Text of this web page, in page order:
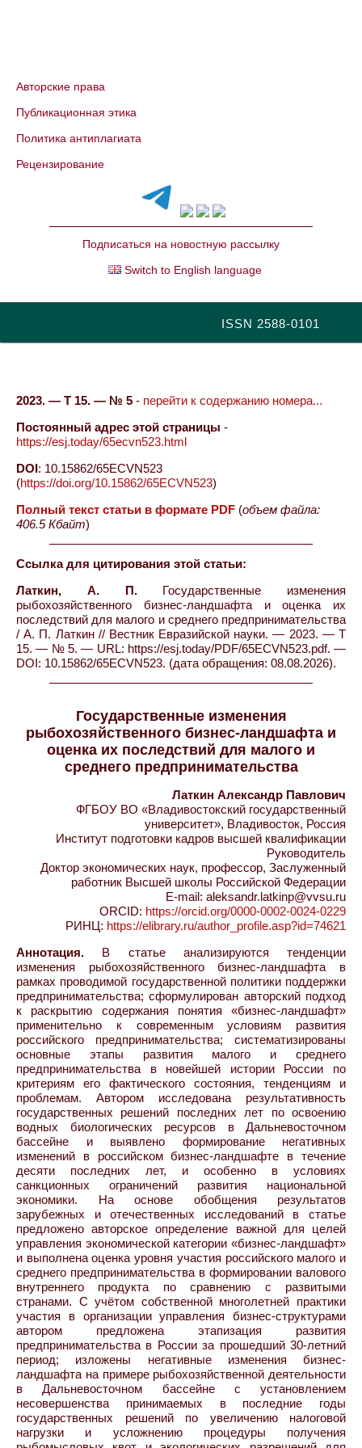
Авторские права
Публикационная этика
Политика антиплагиата
Рецензирование
Подписаться на новостную рассылку
Switch to English language
ISSN 2588-0101
2023. — Т 15. — № 5 - перейти к содержанию номера...
Постоянный адрес этой страницы -
https://esj.today/65ecvn523.html
DOI: 10.15862/65ECVN523
(https://doi.org/10.15862/65ECVN523)
Полный текст статьи в формате PDF (объем файла:
406.5 Кбайт)
Ссылка для цитирования этой статьи:
Латкин, А. П.Государственные изменения
рыбохозяйственного бизнес-ландшафта и оценка их
последствий для малого и среднего предпринимательства
/ А. П. Латкин // Вестник Евразийской науки. — 2023. — Т
15. — № 5. — URL: https://esj.today/PDF/65ECVN523.pdf. —
DOI: 10.15862/65ECVN523. (дата обращения: 08.08.2026).
Государственные изменения
рыбохозяйственного бизнес-ландшафта и
оценка их последствий для малого и
среднего предпринимательства
Латкин Александр Павлович
ФГБОУ ВО «Владивостокский государственный
университет», Владивосток, Россия
Институт подготовки кадров высшей квалификации
Руководитель
Доктор экономических наук, профессор, Заслуженный
работник Высшей школы Российской Федерации
E-mail: aleksandr.latkinp@vvsu.ru
ORCID: https://orcid.org/0000-0002-0024-0229
РИНЦ: https://elibrary.ru/author_profile.asp?id=74621
Аннотация. В статье анализируются тенденции
изменения рыбохозяйственного бизнес-ландшафта в
рамках проводимой государственной политики поддержки
предпринимательства; сформулирован авторский подход
к раскрытию содержания понятия «бизнес-ландшафт»
применительно к современным условиям развития
российского предпринимательства; систематизированы
основные этапы развития малого и среднего
предпринимательства в новейшей истории России по
критериям его фактического состояния, тенденциям и
проблемам. Автором исследована результативность
государственных решений последних лет по освоению
водных биологических ресурсов в Дальневосточном
бассейне и выявлено формирование негативных
изменений в российском бизнес-ландшафте в течение
десяти последних лет, и особенно в условиях
санкционных ограничений развития национальной
экономики. На основе обобщения результатов
зарубежных и отечественных исследований в статье
предложено авторское определение важной для целей
управления экономической категории «бизнес-ландшафт»
и выполнена оценка уровня участия российского малого и
среднего предпринимательства в формировании валового
внутреннего продукта по сравнению с развитыми
странами. С учётом собственной многолетней практики
участия в организации управления бизнес-структурами
автором предложена этапизация развития
предпринимательства в России за прошедший 30-летний
период; изложены негативные изменения бизнес-
ландшафта на примере рыбохозяйственной деятельности
в Дальневосточном бассейне с установлением
несовершенства принимаемых в последние годы
государственных решений по увеличению налоговой
нагрузки и усложнению процедуры получения